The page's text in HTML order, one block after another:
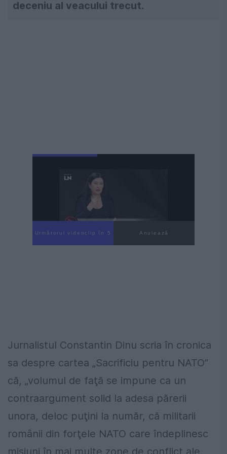
deceniu al veacului trecut.
Următorul videoclip în 4 Anulează
Jurnalistul Constantin Dinu scria în cronica
sa despre cartea „Sacrificiu pentru NATO”
că, „volumul de faţă se impune ca un
contraargument solid la adesa părerii
unora, deloc puţini la număr, că militarii
românii din forţele NATO care îndeplinesc
misiuni în mai multe zone de conflict ale